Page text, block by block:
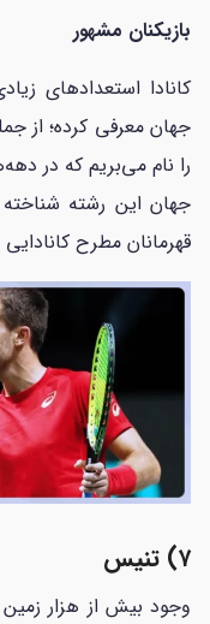
بازیکنان مشهور
کانادا استعدادهای
جهان معرفی کرده؛ از
جهان این رشته
قهرمانان مطرح
۷) تنیس
وجود بیش از هزار زمین